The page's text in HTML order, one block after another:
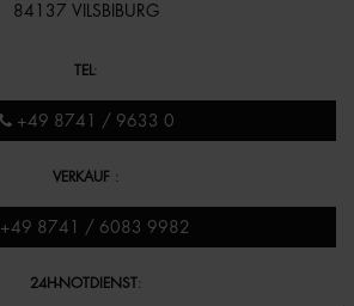
84137 VILSBIBURG
TEL :
+49 8741 / 9633 0
VERKAUF :
+49 8741 / 6083 9982
24H-NOTDIENST: